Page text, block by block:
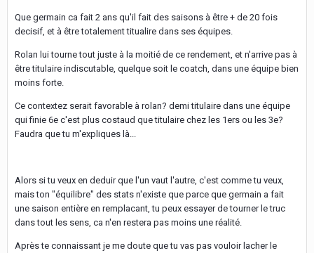
Que germain ca fait 2 ans qu'il fait des saisons à être + de 20 fois
decisif, et à être totalement titualire dans ses équipes.
Rolan lui tourne tout juste à la moitié de ce rendement, et n'arrive pas à
être titulaire indiscutable, quelque soit le coatch, dans une équipe bien
moins forte.
Ce contextez serait favorable à rolan? demi titulaire dans une équipe
qui finie 6e c'est plus costaud que titulaire chez les 1ers ou les 3e?
Faudra que tu m'expliques là...
Alors si tu veux en deduir que l'un vaut l'autre, c'est comme tu veux,
mais ton "équilibre" des stats n'existe que parce que germain a fait
une saison entière en remplacant, tu peux essayer de tourner le truc
dans tout les sens, ca n'en restera pas moins une réalité.
Après te connaissant je me doute que tu vas pas vouloir lacher le